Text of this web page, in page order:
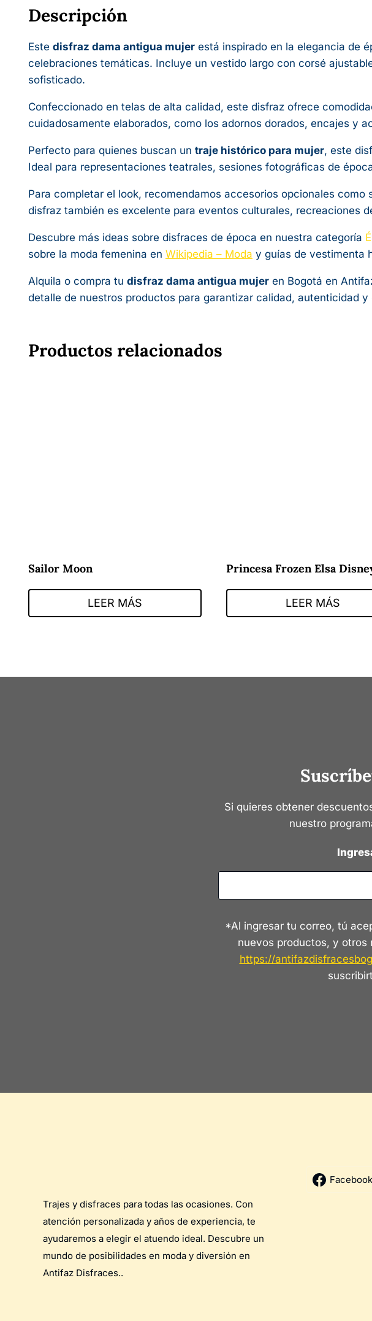
Descripción
Este disfraz dama antigua mujer está inspirado en la elegancia de
celebraciones temáticas. Incluye un vestido largo con corsé
sofisticado.
Confeccionado en telas de alta calidad, este disfraz ofrece
cuidadosamente elaborados, como los adornos dorados, encajes y
Perfecto para quienes buscan un traje histórico para mujer, este
Ideal para representaciones teatrales, sesiones fotográficas de
Para completar el look, recomendamos accesorios opcionales
disfraz también es excelente para eventos culturales, recreaciones
Descubre más ideas sobre disfraces de época en nuestra categoría
sobre la moda femenina en Wikipedia – Moda y guías de vestimenta
Alquila o compra tu disfraz dama antigua mujer en Bogotá en
detalle de nuestros productos para garantizar calidad, autenticidad
Productos relacionados
Sailor Moon
LEER MÁS
Princesa Frozen Elsa
LEER MÁS
Si quieres obtener
nuestro
*Al ingresar tu correo, tú
nuevos productos, y otros
https://
Trajes y disfraces para todas las ocasiones. Con
atención personalizada y años de experiencia, te
ayudaremos a elegir el atuendo ideal. Descubre un
mundo de posibilidades en moda y diversión en
Antifaz Disfraces..
Facebook